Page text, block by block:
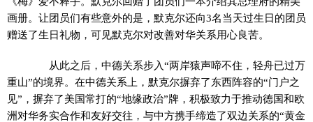
画册。让团员们有些意外的是，默克尔还向3名当天过生日的团员
赠送了生日礼物，可见默克尔对改善对华关系用心良苦。
从此之后，中德关系步入“两岸猿声啼不住，轻舟已过万
重山”的境界。在中德关系上，默克尔摒弃了东西阵容的“门户之
见”，摒弃了美国常打的“地缘政治”牌，积极致力于推动德国和欧
洲对华务实合作和友好交往，与中方携手缔造了双边关系的“黄金